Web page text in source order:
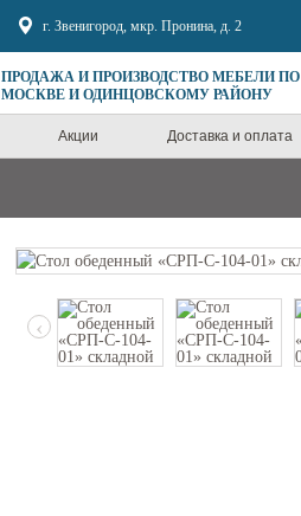
г. Звенигород, мкр. Пронина, д. 2
ПРОДАЖА И ПРОИЗВОДСТВО МЕБЕЛИ ПО
МОСКВЕ И ОДИНЦОВСКОМУ РАЙОНУ
Акции Доставка и оплата
‹